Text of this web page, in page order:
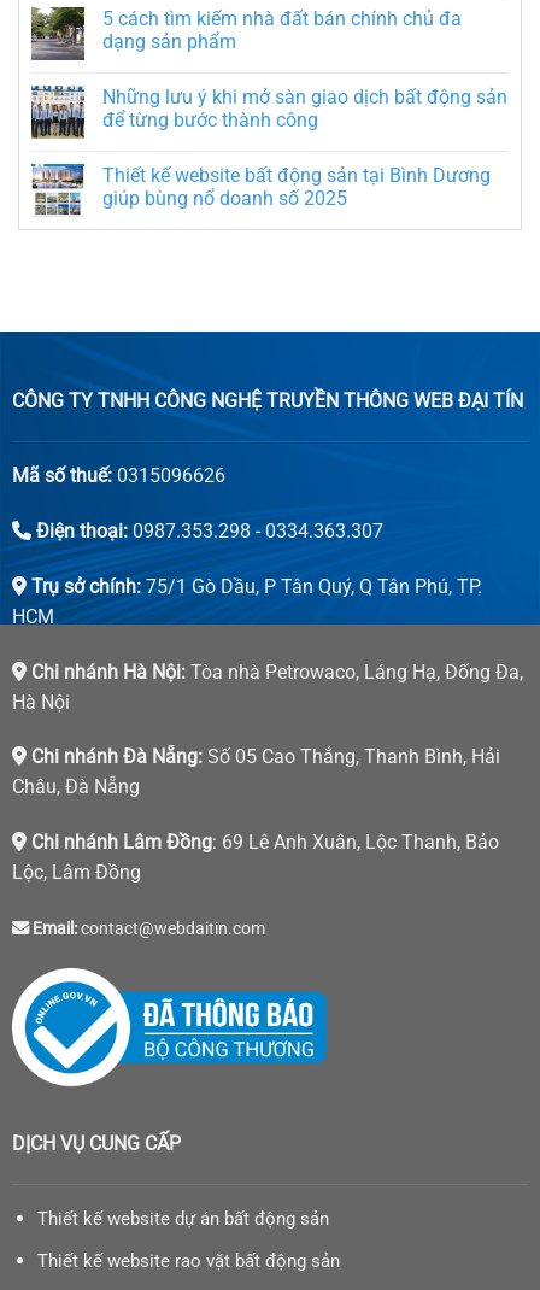
5 cách tìm kiếm nhà đất bán chính chủ đa
dạng sản phẩm
Những lưu ý khi mở sàn giao dịch bất động sản
để từng bước thành công
Thiết kế website bất động sản tại Bình Dương
giúp bùng nổ doanh số 2025
CÔNG TY TNHH CÔNG NGHỆ TRUYỀN THÔNG WEB ĐẠI TÍN
Mã số thuế:0315096626
Điện thoại:0987.353.298 - 0334.363.307
Trụ sở chính:75/1 Gò Dầu, P Tân Quý, Q Tân Phú, TP.
HCM
Chi nhánh Hà Nội:Tòa nhà Petrowaco, Láng Hạ, Đống Đa,
Hà Nội
Chi nhánh Đà Nẵng:Số 05 Cao Thắng, Thanh Bình, Hải
Châu, Đà Nẵng
Chi nhánh Lâm Đồng: 69 Lê Anh Xuân, Lộc Thanh, Bảo
Lộc, Lâm Đồng
Email:contact@webdaitin.com
DỊCH VỤ CUNG CẤP
Thiết kế website dự án bất động sản
Thiết kế website rao vặt bất động sản